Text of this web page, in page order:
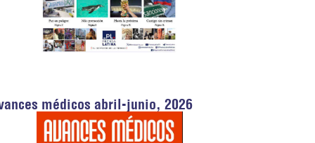
médicos abril-junio, 2026